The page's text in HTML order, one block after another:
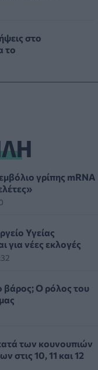
στο
το
του Spider-Man για
ΥΠΑΑΤ
με σπάνιο
γρίπης mRNA
Υγείας
για νέες εκλογές
βάρος; Ο ρόλος του
των κουνουπιών
στις 10, 11 και 12